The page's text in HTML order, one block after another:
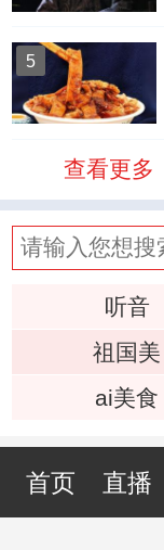
5
查看更多
听音
祖国美
ai美食
首页 直播